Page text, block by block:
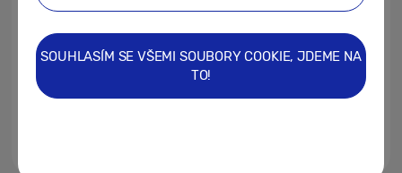
Samsung představuje mobilní
zabezpečení připravené na
budoucnost používání...
SOUHLASÍM SE VŠEMI SOUBORY COOKIE, JDEME NA
TO!